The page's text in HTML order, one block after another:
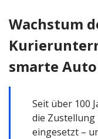
Wachstum
smarte
Seit über 100
die
eingesetzt –